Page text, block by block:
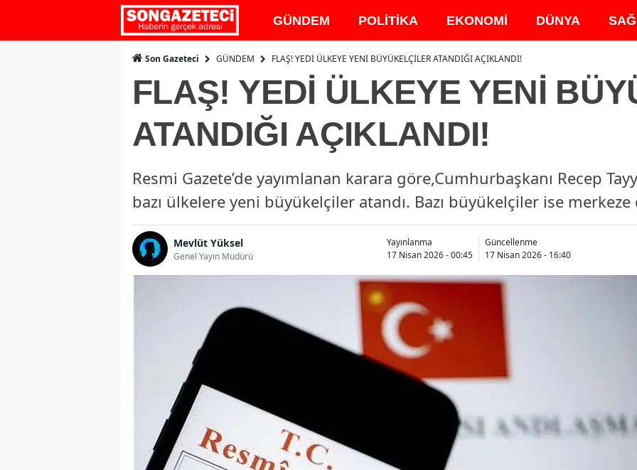
GÜNDEM POLİTİKA EKONOMİ DÜNYA
Son Gazeteci GÜNDEM FLAŞ! YEDİ ÜLKEYE YENİ BÜYÜKELÇİLER ATANDIĞI AÇIKLANDI!
FLAŞ! YEDİ ÜLKEYE YENİ
ATANDIĞI AÇIKLANDI!
Resmi Gazete’de yayımlanan karara göre,Cumhurbaşkanı Recep
bazı ülkelere yeni büyükelçiler atandı. Bazı büyükelçiler ise
Mevlüt Yüksel
Genel Yayın Müdürü
Yayınlanma
17 Nisan 2026 - 00:45
Güncellenme
17 Nisan 2026 - 16:40